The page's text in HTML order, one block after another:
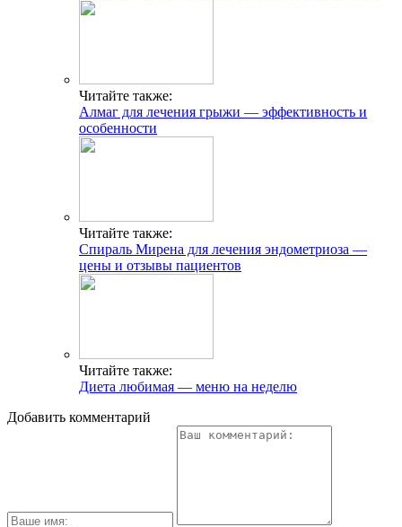
Читайте также:
Алмаг для лечения грыжи — эффективность и
особенности
Читайте также:
Спираль Мирена для лечения эндометриоза —
цены и отзывы пациентов
Читайте также:
Диета любимая — меню на неделю
Добавить комментарий